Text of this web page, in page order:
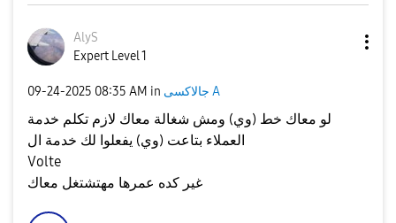
AlyS
Expert Level 1
‎09-24-2025 08:35 AM in جالاكسى A
لو معاك خط (وي) ومش شغالة معاك لازم تكلم خدمة
العملاء بتاعت (وي) يفعلوا لك خدمة ال
Volte
غير كده عمرها مهتشتغل معاك